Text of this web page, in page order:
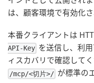
は、顧客環境で有効化
本番クライアントは
API-Key を送信し、利
ィスカバリで確認して
/mcp/<切片>/ が標準の